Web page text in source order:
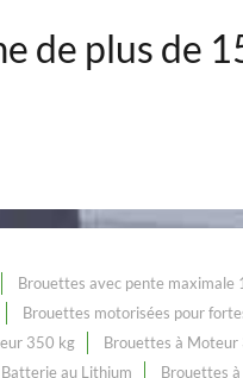
de plus de
Brouettes avec pente maximale
Brouettes motorisées pour
350 kg Brouettes à Moteur
au Lithium Brouettes